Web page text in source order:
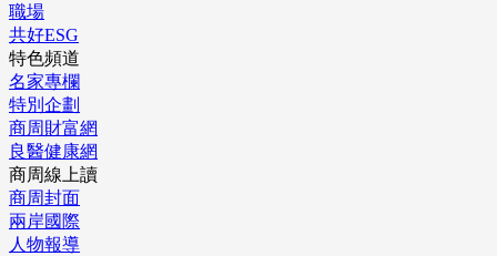
職場
共好ESG
特色頻道
名家專欄
特別企劃
商周財富網
良醫健康網
商周線上讀
商周封面
兩岸國際
人物報導